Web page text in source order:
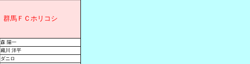
群馬ＦＣホリコシ
森 陽一
藏川 洋平
ダニロ